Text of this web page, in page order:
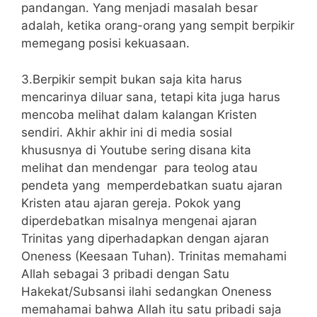
pandangan. Yang menjadi masalah besar
adalah, ketika orang-orang yang sempit berpikir
memegang posisi kekuasaan.
3.Berpikir sempit bukan saja kita harus
mencarinya diluar sana, tetapi kita juga harus
mencoba melihat dalam kalangan Kristen
sendiri. Akhir akhir ini di media sosial
khususnya di Youtube sering disana kita
melihat dan mendengar para teolog atau
pendeta yang memperdebatkan suatu ajaran
Kristen atau ajaran gereja. Pokok yang
diperdebatkan misalnya mengenai ajaran
Trinitas yang diperhadapkan dengan ajaran
Oneness (Keesaan Tuhan). Trinitas memahami
Allah sebagai 3 pribadi dengan Satu
Hakekat/Subsansi ilahi sedangkan Oneness
memahamai bahwa Allah itu satu pribadi saja